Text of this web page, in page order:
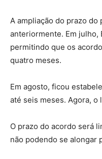
A ampliação do prazo
anteriormente. Em
permitindo que os
quatro meses.
Em agosto, ficou
até seis meses. Agora, o
O prazo do acordo será
não podendo se alongar